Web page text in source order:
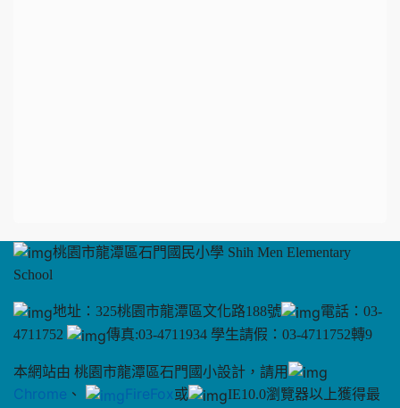
桃園市龍潭區石門國民小學 Shih Men Elementary
School
地址：325桃園市龍潭區文化路188號
電話：03-
4711752
傳真:03-4711934 學生請假：03-4711752轉9
本網站由 桃園市龍潭區石門國小設計，請用
Chrome 、 FireFox或
IE10.0瀏覽器以上獲得最